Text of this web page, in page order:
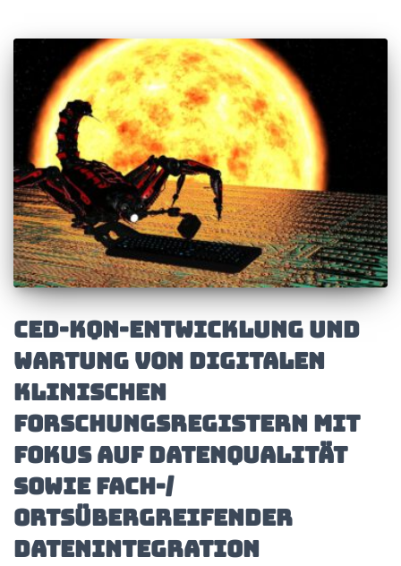
CED-KQN-Entwicklung und
Wartung von digitalen
klinischen
Forschungsregistern mit
Fokus auf Datenqualität
sowie Fach-/
Ortsübergreifender
Datenintegration